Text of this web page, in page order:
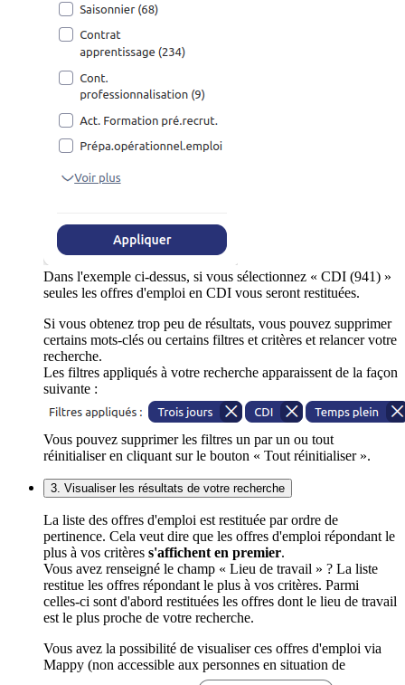
Dans l'exemple ci-dessus, si vous sélectionnez « CDI (941) »
seules les offres d'emploi en CDI vous seront restituées.
Si vous obtenez trop peu de résultats, vous pouvez supprimer
certains mots-clés ou certains filtres et critères et relancer votre
recherche.
Les filtres appliqués à votre recherche apparaissent de la façon
suivante :
Vous pouvez supprimer les filtres un par un ou tout
réinitialiser en cliquant sur le bouton « Tout réinitialiser ».
3. Visualiser les résultats de votre recherche
La liste des offres d'emploi est restituée par ordre de
pertinence. Cela veut dire que les offres d'emploi répondant le
plus à vos critères s'affichent en premier.
Vous avez renseigné le champ « Lieu de travail » ? La liste
restitue les offres répondant le plus à vos critères. Parmi
celles-ci sont d'abord restituées les offres dont le lieu de travail
est le plus proche de votre recherche.
Vous avez la possibilité de visualiser ces offres d'emploi via
Mappy (non accessible aux personnes en situation de